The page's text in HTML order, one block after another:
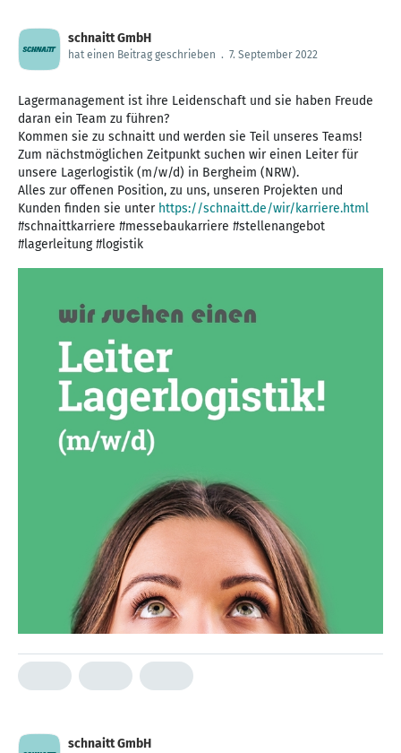
schnaitt GmbH
hat einen Beitrag geschrieben . 7. September 2022
Lagermanagement ist ihre Leidenschaft und sie haben Freude
daran ein Team zu führen?
Kommen sie zu schnaitt und werden sie Teil unseres Teams!
Zum nächstmöglichen Zeitpunkt suchen wir einen Leiter für
unsere Lagerlogistik (m/w/d) in Bergheim (NRW).
Alles zur offenen Position, zu uns, unseren Projekten und
Kunden finden sie unter https://schnaitt.de/wir/karriere.html
#schnaittkarriere #messebaukarriere #stellenangebot
#lagerleitung #logistik
schnaitt GmbH